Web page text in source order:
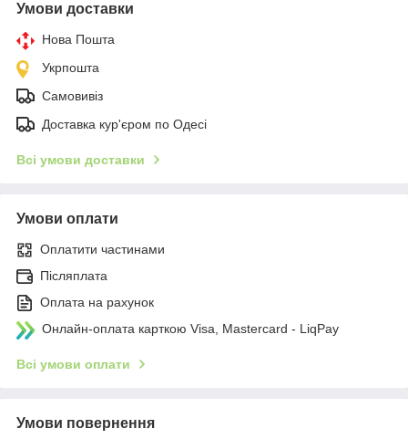
Умови доставки
Нова Пошта
Укрпошта
Самовивіз
Доставка кур'єром по Одесі
Всі умови доставки
Умови оплати
Оплатити частинами
Післяплата
Оплата на рахунок
Онлайн-оплата карткою Visa, Mastercard - LiqPay
Всі умови оплати
Умови повернення